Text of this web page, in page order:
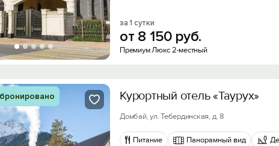
за 1 сутки
от 8 150 руб.
Премиум Люкс 2-местный
Курортный отель «Таурух»
Домбай, ул. Тебердинская, д. 8
Питание Панорамный вид